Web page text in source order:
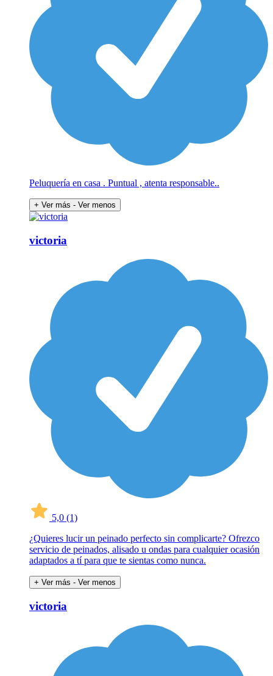
Peluquería en casa . Puntual , atenta responsable..
+ Ver más - Ver menos
victoria
5,0 (1)
¿Quieres lucir un peinado perfecto sin complicarte? Ofrezco
servicio de peinados, alisado u ondas para cualquier ocasión
adaptados a tí para que te sientas como nunca.
+ Ver más - Ver menos
victoria